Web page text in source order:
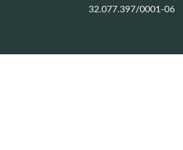
32.077.397/0001-06